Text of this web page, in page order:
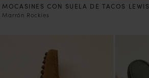
MOCASINES CON SUELA DE TACOS LEWIS
Marrón Rockies